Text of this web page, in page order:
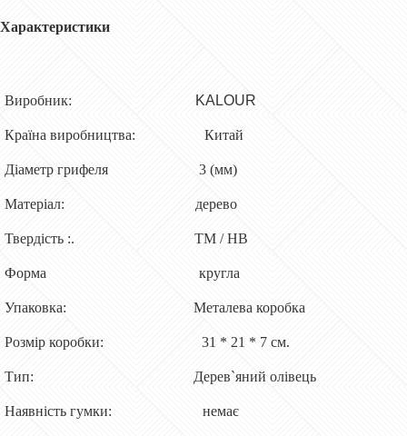
Характеристики
Виробник: KALOUR
Країна виробництва: Китай
Діаметр грифеля 3 (мм)
Матеріал: дерево
Твердість :. ТМ / НВ
Форма кругла
Упаковка: Металева коробка
Розмір коробки: 31 * 21 * 7 см.
Тип: Дерев`яний олівець
Наявність гумки: немає